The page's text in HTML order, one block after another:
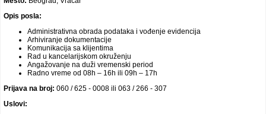
Opis posla:
Administrativna obrada podataka i vođenje evidencija
Arhiviranje dokumentacije
Komunikacija sa klijentima
Rad u kancelarijskom okruženju
Angažovanje na duži vremenski period
Radno vreme od 08h – 16h ili 09h – 17h
Prijava na broj: 060 / 625 - 0008 ili 063 / 266 - 307
Uslovi: